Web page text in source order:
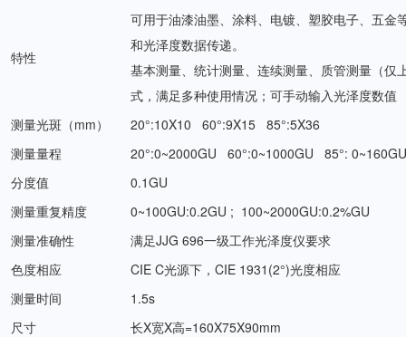
特性
可用于油漆油墨、涂料、电镀、塑胶电子、五金
和光泽度数据传递。
基本测量、统计测量、连续测量、质管测量（仅
式，满足多种使用情况；可手动输入光泽度数值
测量光斑（mm）
20°:10X10 60°:9X15 85°:5X36
测量量程
20°:0~2000GU 60°:0~1000GU 85°: 0~160GU
分度值
0.1GU
测量重复精度
0~100GU:0.2GU ; 100~2000GU:0.2%GU
测量准确性
满足JJG 696一级工作光泽度仪要求
色度相应
CIE C光源下，CIE 1931(2°)光度相应
测量时间
1.5s
尺寸
长X宽X高=160X75X90mm